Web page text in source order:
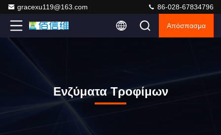
gracexu119@163.com 86-028-67834796
Απόσπασμα
Ενζύματα Τροφίμων